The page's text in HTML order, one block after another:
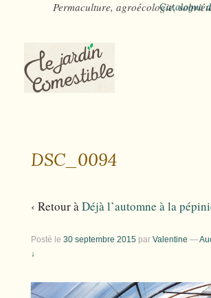
Permaculture, agroécologie,Catalogue
DSC_0094
‹ Retour àDéjà l’automne à la
Posté le 30 septembre 2015 par Valentine —
↓